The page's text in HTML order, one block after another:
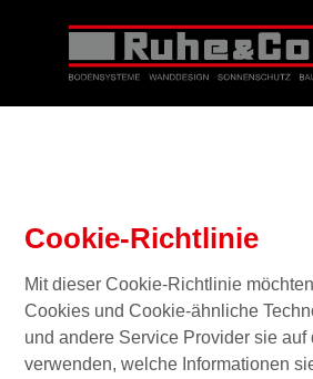
Cookie-Richtlinie
Mit dieser Cookie-Richtlinie
Cookies und Cookie-ähnliche
und andere Service Provider sie auf
verwenden, welche Informationen